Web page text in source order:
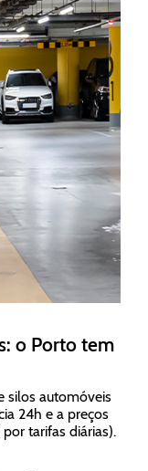
o Porto tem
silos automóveis
24h e a preços
tarifas diárias).